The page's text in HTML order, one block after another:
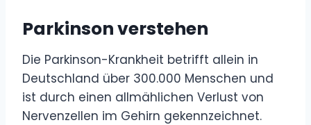
Parkinson verstehen
Die Parkinson-Krankheit betrifft allein in
Deutschland über 300.000 Menschen und
ist durch einen allmählichen Verlust von
Nervenzellen im Gehirn gekennzeichnet.